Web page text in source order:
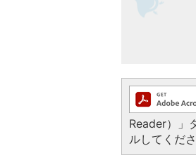
Reader）」
ルしてくださ